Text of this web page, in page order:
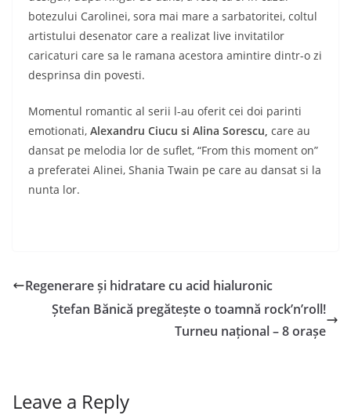
botezului Carolinei, sora mai mare a sarbatoritei, coltul
artistului desenator care a realizat live invitatilor
caricaturi care sa le ramana acestora amintire dintr-o zi
desprinsa din povesti.
Momentul romantic al serii l-au oferit cei doi parinti
emotionati, Alexandru Ciucu si Alina Sorescu, care au
dansat pe melodia lor de suflet, “From this moment on”
a preferatei Alinei, Shania Twain pe care au dansat si la
nunta lor.
Regenerare și hidratare cu acid hialuronic
Ștefan Bănică pregătește o toamnă rock’n’roll!
Turneu național – 8 orașe
Leave a Reply